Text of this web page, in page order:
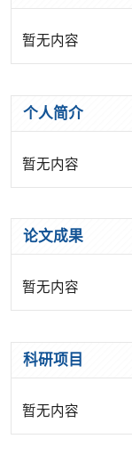
暂无内容
个人简介
暂无内容
论文成果
暂无内容
科研项目
暂无内容